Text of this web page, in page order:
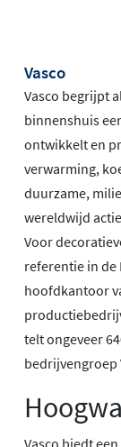
Vasco
Vasco begrijpt
binnenshuis
ontwikkelt en
verwarming,
duurzame,
wereldwijd
Voor
referentie in de
hoofdkantoor
telt ongeveer
bedrijvengroep
Vasco biedt een